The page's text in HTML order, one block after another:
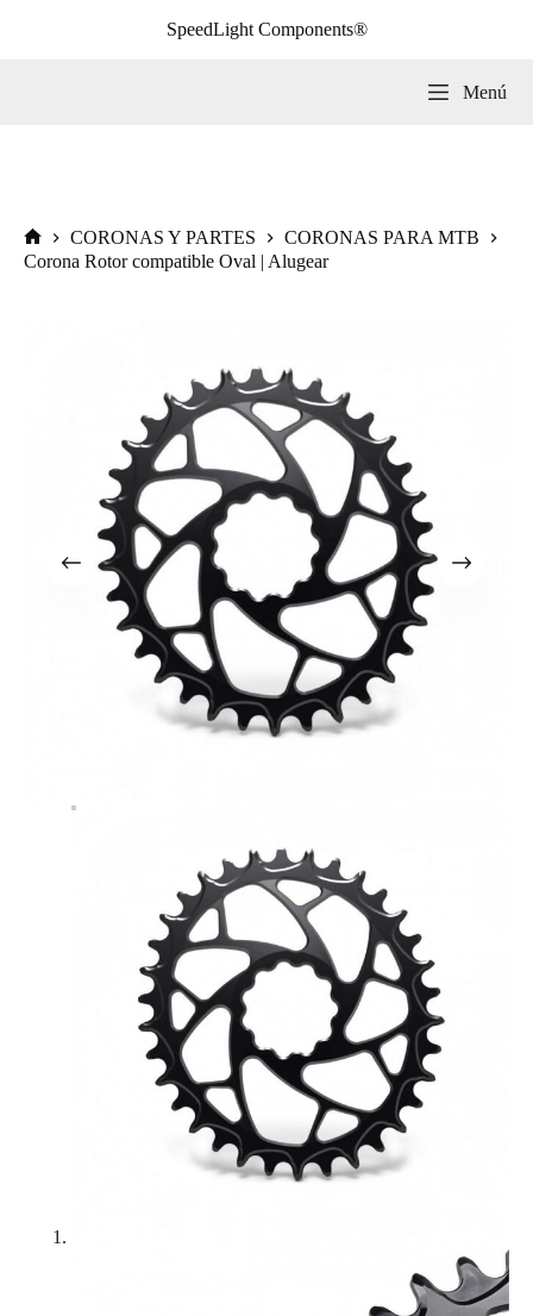
SpeedLight Components®
Menú
Inicio
CORONAS Y PARTES
CORONAS PARA MTB
Corona Rotor compatible Oval | Alugear